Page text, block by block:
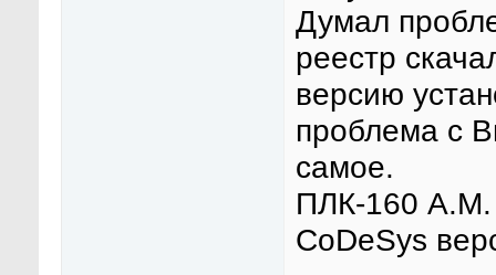
Думал
реестр
версию
проблема с
самое.
ПЛК-160 А.М.
CoDeSys